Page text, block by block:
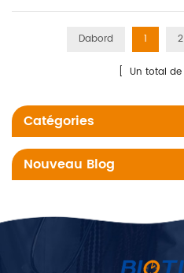
Dabord 1 2
[ Un total de
Catégories
Nouveau Blog